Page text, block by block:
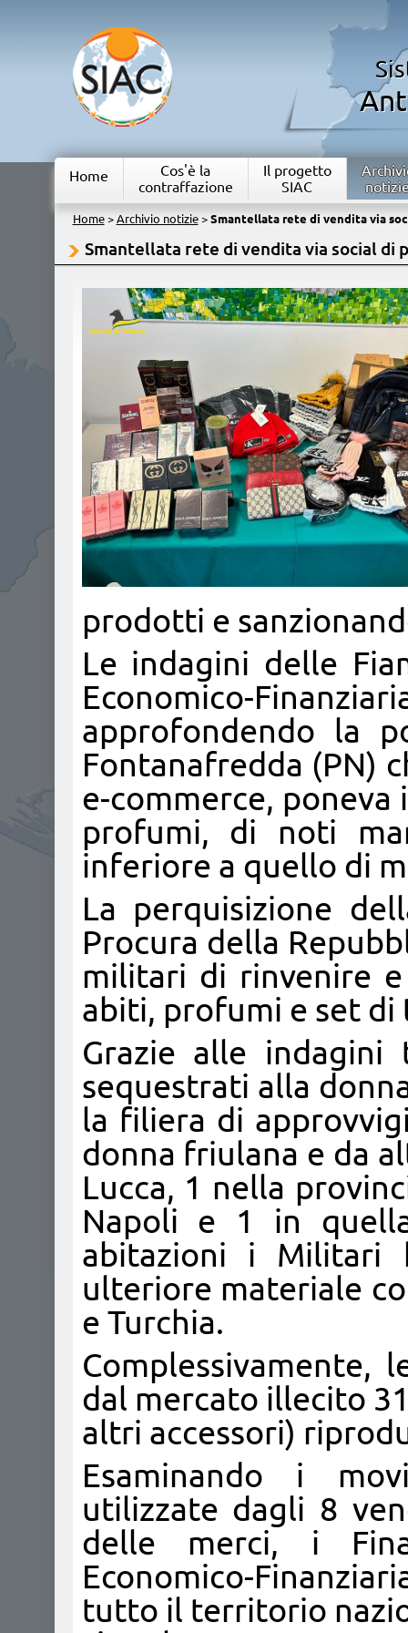
Home
Cos'è la
contraffazione
Il progetto
SIAC
Home> Archivio notizie> Smantellata rete di vendita via
Smantellata rete di vendita via social
prodotti e
Le indagini delle
Economico-
approfondendo la
Fontanafredda (PN)
e-commerce,
profumi, di noti
inferiore a quello di
La perquisizione
Procura della
militari di rinvenire e
abiti, profumi e set
Grazie alle indagini
sequestrati alla
la filiera di
donna friulana e da
Lucca, 1 nella
Napoli e 1 in
abitazioni i Militari
ulteriore materiale
e Turchia.
Complessivamente,
dal mercato illecito
altri accessori)
Esaminando i
utilizzate dagli 8
delle merci, i
Economico-
tutto il territorio